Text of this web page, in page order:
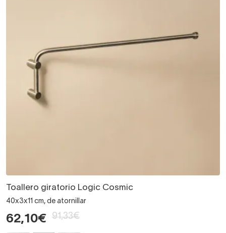
Toallero giratorio Logic Cosmic
40x3x11 cm, de atornillar
62,10€ 91,33€